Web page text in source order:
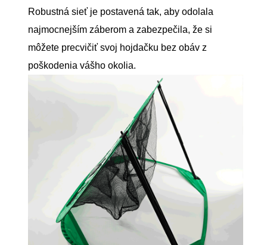
Robustná sieť je postavená tak, aby odolala
najmocnejším záberom a zabezpečila, že si
môžete precvičiť svoj hojdačku bez obáv z
poškodenia vášho okolia.